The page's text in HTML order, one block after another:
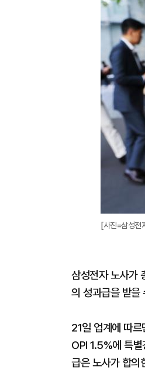
[사진=삼성전
삼성전자 노사가
의 성과급을 받을
21일 업계에 따
OPI 1.5%에 특
급은 노사가 합의